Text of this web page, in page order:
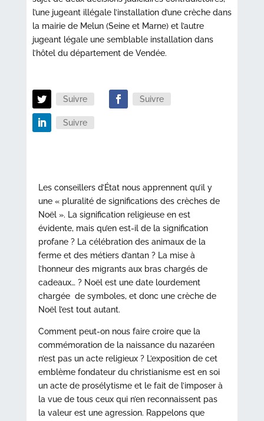
l’une jugeant illégale l’installation d’une crèche dans
la mairie de Melun (Seine et Marne) et l’autre
jugeant légale une semblable installation dans
l’hôtel du département de Vendée.
Suivre Suivre
Suivre
Les conseillers d’État nous apprennent qu’il y
une « pluralité de significations des crèches de
Noël ». La signification religieuse en est
évidente, mais qu’en est-il de la signification
profane ? La célébration des animaux de la
ferme et des métiers d’antan ? La mise à
l’honneur des migrants aux bras chargés de
cadeaux… ? Noël est une date lourdement
chargée de symboles, et donc une crèche de
Noël l’est tout autant.
Comment peut-on nous faire croire que la
commémoration de la naissance du nazaréen
n’est pas un acte religieux ? L’exposition de cet
emblème fondateur du christianisme est en soi
un acte de prosélytisme et le fait de l’imposer à
la vue de tous ceux qui n’en reconnaissent pas
la valeur est une agression. Rappelons que